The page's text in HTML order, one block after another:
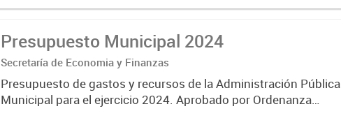
Presupuesto Municipal 2024
Secretaría de Economia y Finanzas
Presupuesto de gastos y recursos de la Administración Pública
Municipal para el ejercicio 2024. Aprobado por Ordenanza